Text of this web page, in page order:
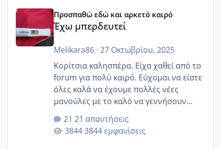
Έχω μπερδευτεί
Προσπαθώ εδώ και αρκετό καιρό
Έχω μπερδευτεί
Melikara86· 27 Οκτωβρίου, 2025
Κορίτσια καλησπέρα. Είχα χαθεί από το
forum για πολύ καιρό. Εύχομαι να είστε
όλες καλά να έχουμε πολλές νέες
μανούλες με το καλό να γεννήσουν
αυτές που ήδη περιμένουν. Να πάρουν
γερα μωράκια στην αγκαλίτσα τους
🙏🏼🙏🏼 Ας πάμε λοιπόν στο θέμα μου.
21 απαντήσεις
3844 εμφανίσεις